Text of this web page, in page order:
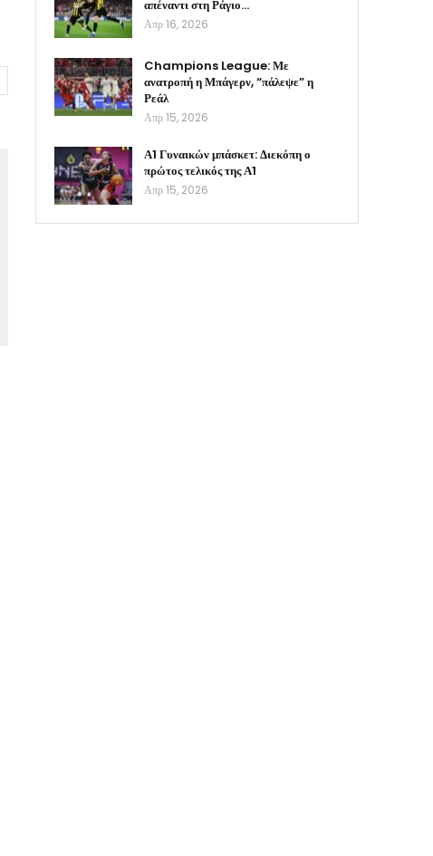
απέναντι στη Ράγιο…
Απρ 16, 2026
Champions League: Με
ανατροπή η Μπάγερν, “πάλεψε” η
Ρεάλ
Απρ 15, 2026
Α1 Γυναικών μπάσκετ: Διεκόπη ο
πρώτος τελικός της Α1
Απρ 15, 2026